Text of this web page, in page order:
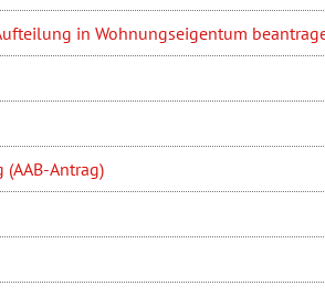
in Wohnungseigentum
Antrag)